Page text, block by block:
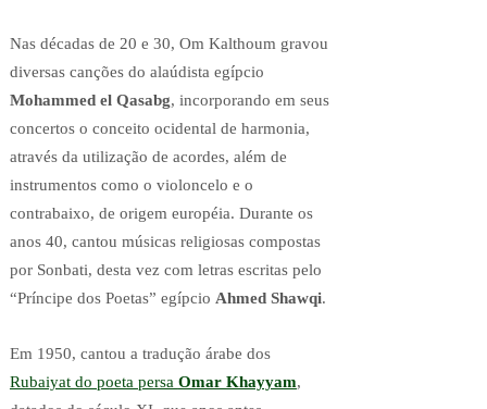
Nas décadas de 20 e 30, Om Kalthoum gravou
diversas canções do alaúdista egípcio
Mohammed el Qasabg, incorporando em seus
concertos o conceito ocidental de harmonia,
através da utilização de acordes, além de
instrumentos como o violoncelo e o
contrabaixo, de origem européia. Durante os
anos 40, cantou músicas religiosas compostas
por Sonbati, desta vez com letras escritas pelo
“Príncipe dos Poetas” egípcio Ahmed Shawqi.
Em 1950, cantou a tradução árabe dos
Rubaiyat do poeta persa Omar Khayyam,